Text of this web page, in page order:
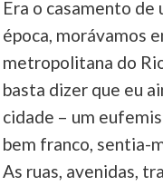
Era o casamento de
época, morávamos
metropolitana do
basta dizer que eu
cidade – um
bem franco, sentia-
As ruas, avenidas,